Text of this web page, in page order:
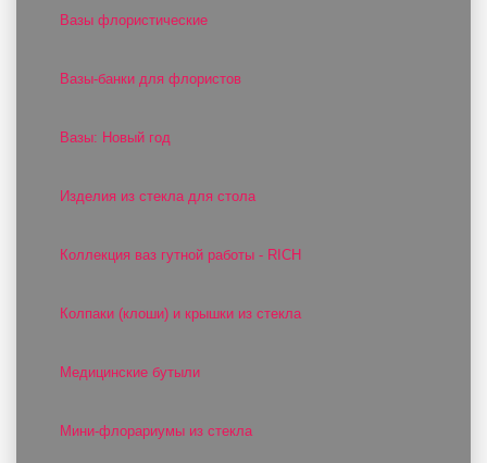
Вазы флористические
Вазы-банки для флористов
Вазы: Новый год
Изделия из стекла для стола
Коллекция ваз гутной работы - RICH
Колпаки (клоши) и крышки из стекла
Медицинские бутыли
Мини-флорариумы из стекла